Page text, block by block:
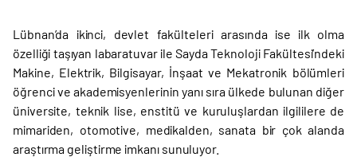
Lübnan’da ikinci, devlet fakülteleri arasında ise ilk olma
özelliği taşıyan labaratuvar ile Sayda Teknoloji Fakültesi’ndeki
Makine, Elektrik, Bilgisayar, İnşaat ve Mekatronik bölümleri
öğrenci ve akademisyenlerinin yanı sıra ülkede bulunan diğer
üniversite, teknik lise, enstitü ve kuruluşlardan ilgililere de
mimariden, otomotive, medikalden, sanata bir çok alanda
araştırma geliştirme imkanı sunuluyor.